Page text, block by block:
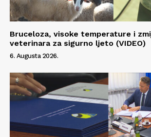
Bruceloza, visoke temperature i
veterinara za sigurno ljeto (VIDEO)
6. Augusta 2026.